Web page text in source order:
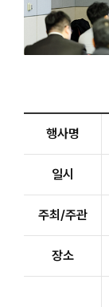
행사명
일시
주최/주관
장소